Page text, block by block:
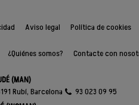
Aviso legal Política de cookies
¿Quiénes somos? Contacte con
(MAN)
Rubí, Barcelona
93 023 09 95